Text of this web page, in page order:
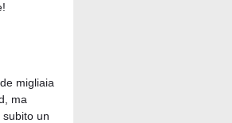
migliaia
ma
un